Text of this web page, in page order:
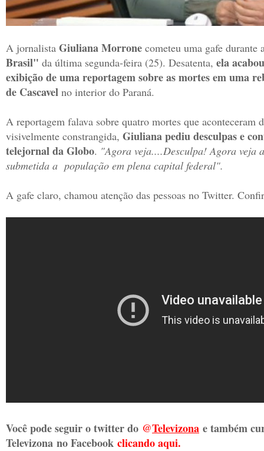
A jornalista Giuliana Morrone cometeu uma gafe durante
Brasil" da última segunda-feira (25). Desatenta, ela
exibição de uma reportagem sobre as mortes em uma
de Cascavel no interior do Paraná.
A reportagem falava sobre quatro mortes que aconteceram
visivelmente constrangida, Giuliana pediu desculpas e
telejornal da Globo. "Agora veja....Desculpa! Agora veja
submetida a população em plena capital federal".
A gafe claro, chamou atenção das pessoas no Twitter.
Você pode seguir o twitter do @Televizona e também
Televizona no Facebook clicando aqui.